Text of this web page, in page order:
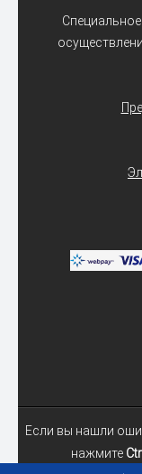
Если вы нашли
нажмите